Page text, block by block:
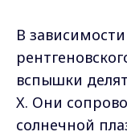
В
вспышки
X. Они
солнечной